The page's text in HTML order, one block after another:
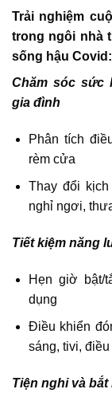
Trải nghiệm
trong ngôi nhà
sống hậu Covid:
Chăm sóc sức
gia đình
Phân tích
rèm cửa
Thay đổi
nghỉ ngơi,
Tiết kiệm năng
Hẹn giờ bật/
dụng
Điều khiển
sáng, tivi,
Tiện nghi và